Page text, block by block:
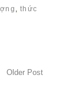
,thức
Older Post